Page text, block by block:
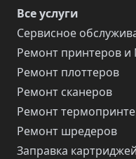
Все услуги
Сервисное
Ремонт принтеров
Ремонт плоттеров
Ремонт сканеров
Ремонт
Ремонт шредеров
Заправка картриджей